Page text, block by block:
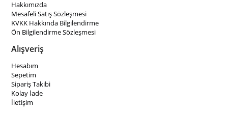
Hakkımızda
Mesafeli Satış Sözleşmesi
KVKK Hakkında Bilgilendirme
Ön Bilgilendirme Sözleşmesi
Alışveriş
Hesabım
Sepetim
Sipariş Takibi
Kolay İade
İletişim